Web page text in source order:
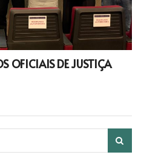
OFICIAIS DE JUSTIÇA